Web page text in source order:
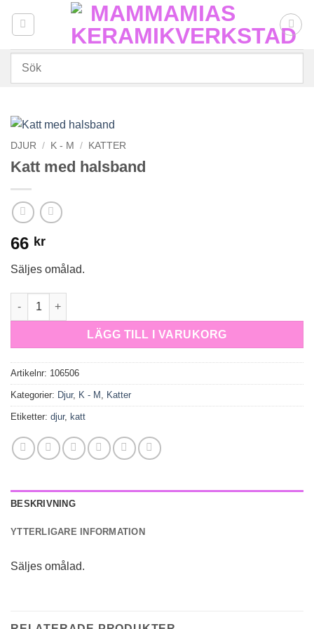
DJUR / K - M / KATTER
Katt med halsband
66 kr
Säljes omålad.
Katt med halsband mängd
LÄGG TILL I VARUKORG
Artikelnr: 106506
Kategorier: Djur, K - M , Katter
Etiketter: djur, katt
BESKRIVNING
YTTERLIGARE INFORMATION
Säljes omålad.